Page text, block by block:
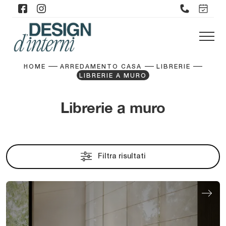
HOME ARREDAMENTO CASA
LIBRERIE
LIBRERIE A MURO
Librerie a muro
Filtra risultati